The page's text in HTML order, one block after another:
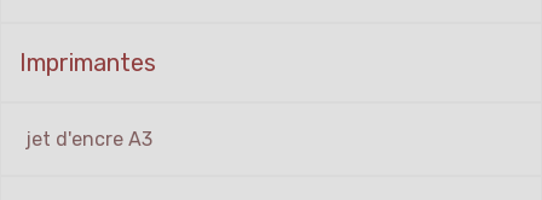
Imprimantes
jet d'encre A3